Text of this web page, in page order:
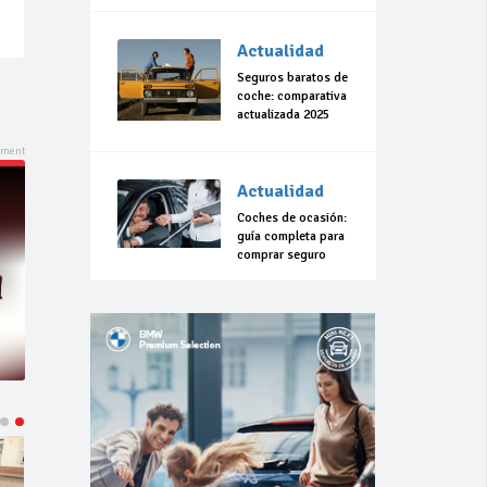
Actualidad
Seguros baratos de
coche: comparativa
actualizada 2025
Actualidad
Coches de ocasión:
guía completa para
comprar seguro